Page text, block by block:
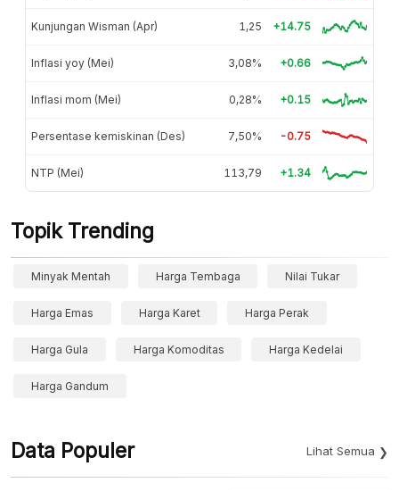
Kunjungan Wisman (Apr) 1,25 +14.75
Inflasi yoy (Mei) 3,08% +0.66
Inflasi mom (Mei) 0,28% +0.15
Persentase kemiskinan (Des) 7,50% -0.75
NTP (Mei) 113,79 +1.34
Topik Trending
Minyak Mentah Harga Tembaga Nilai Tukar
Harga Emas Harga Karet Harga Perak
Harga Gula Harga Komoditas Harga Kedelai
Harga Gandum
Data Populer Lihat Semua